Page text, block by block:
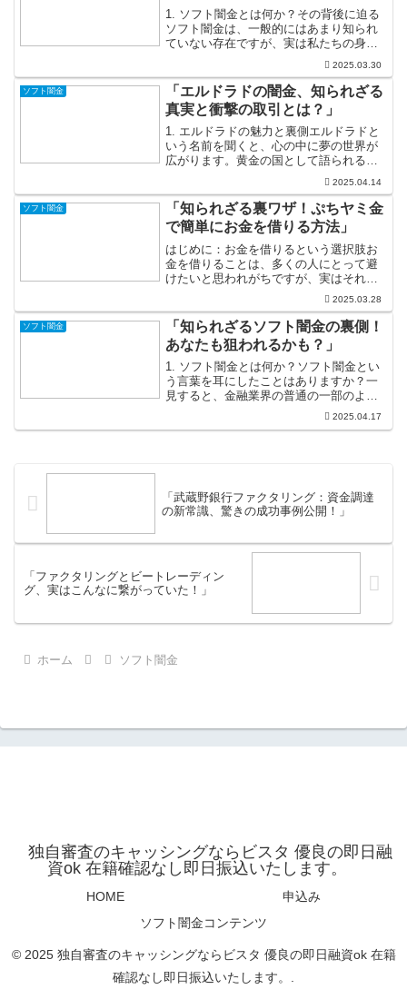
1. ソフト闇金とは何か？その背後に迫る
ソフト闇金は、一般的にはあまり知られ
ていない存在ですが、実は私たちの身近
に潜んでいる危険な存在です。彼らはま
るで友人のように接してくるため、初め
て接触したときには安心感を覚えるかも
しれません。しかし、...
2025.03.30
ソフト闇金
「エルドラドの闇金、知られざる
真実と衝撃の取引とは？」
1. エルドラドの魅力と裏側エルドラドと
いう名前を聞くと、心の中に夢の世界が
広がります。黄金の国として語られるエ
ルドラドは、探検家たちの冒険心をかき
たてる存在です。金の輝きに満ちた土地
には無限の可能性が秘められており、成
功を求める人々はその...
2025.04.14
ソフト闇金
「知られざる裏ワザ！ぷちヤミ金
で簡単にお金を借りる方法」
はじめに：お金を借りるという選択肢お
金を借りることは、多くの人にとって避
けたいと思われがちですが、実はそれが
必要な瞬間もあります。たとえば、急な
医療費が発生したり、家電が壊れたりし
た場合、即座に資金を準備する手段とし
て借り入れは非常に有効で...
2025.03.28
ソフト闇金
「知られざるソフト闇金の裏側！
あなたも狙われるかも？」
1. ソフト闇金とは何か？ソフト闇金とい
う言葉を耳にしたことはありますか？一
見すると、金融業界の普通の一部のよう
に思えるかもしれませんが、実際には非
2025.04.17
「武蔵野銀行ファクタリング：資金調達
の新常識、驚きの成功事例公開！」
「ファクタリングとビートレーディン
グ、実はこんなに繋がっていた！」
ホーム ソフト闇金
独自審査のキャッシングならビスタ 優良の即日融
資ok 在籍確認なし即日振込いたします。
HOME
申込み
ソフト闇金コンテンツ
© 2025 独自審査のキャッシングならビスタ 優良の即日融資ok 在籍
確認なし即日振込いたします。.